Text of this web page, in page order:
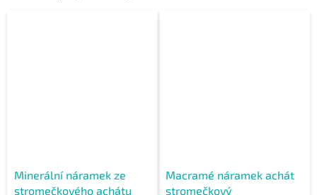
Minerální náramek ze
stromečkového achátu
Macramé náramek achát
stromečkový